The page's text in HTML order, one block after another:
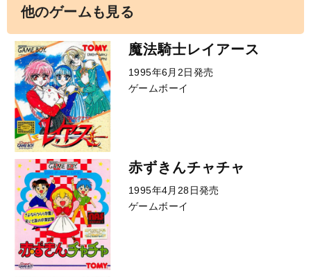
他のゲームも見る
魔法騎士レイアース
1995年6月2日発売
ゲームボーイ
赤ずきんチャチャ
1995年4月28日発売
ゲームボーイ